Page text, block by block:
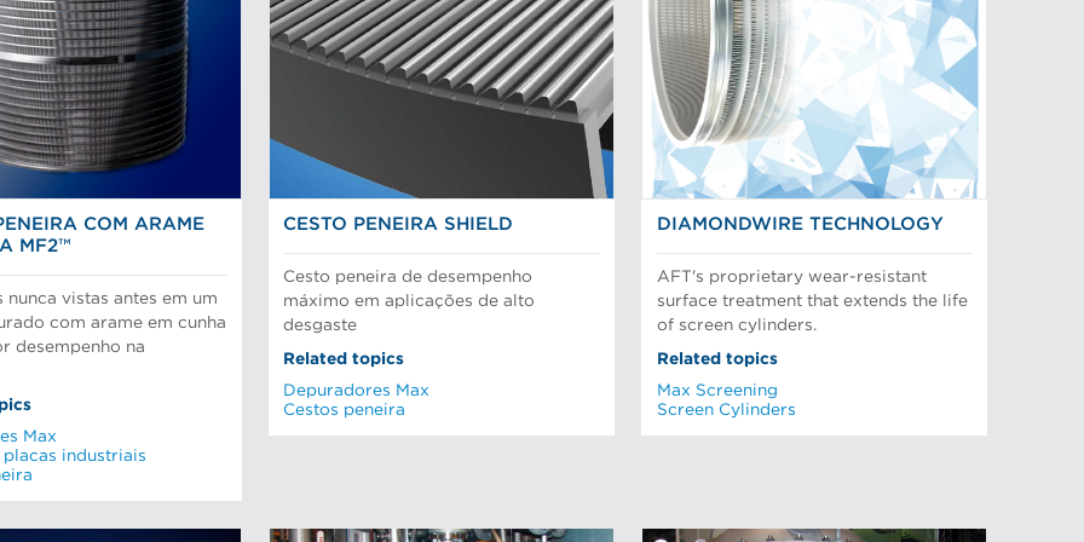
COM ARAME
MF2™
nunca vistas antes em um
com arame em cunha
desempenho na
Max
industriais
CESTO PENEIRA SHIELD
Cesto peneira de desempenho
máximo em aplicações de alto
desgaste
Related topics
Depuradores Max
Cestos peneira
DIAMONDWIRE TECHNOLOGY
AFT's proprietary wear-resistant
surface treatment that extends the life
of screen cylinders.
Related topics
Max Screening
Screen Cylinders